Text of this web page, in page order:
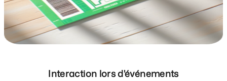
Interaction lors d'événements